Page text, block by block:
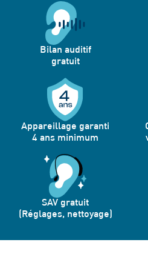
Bilan auditif
gratuit
Appareillage garanti
4 ans minimum
SAV gratuit
(Réglages, nettoyage)